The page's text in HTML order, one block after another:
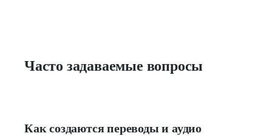
Часто задаваемые вопросы
Как создаются переводы и аудио